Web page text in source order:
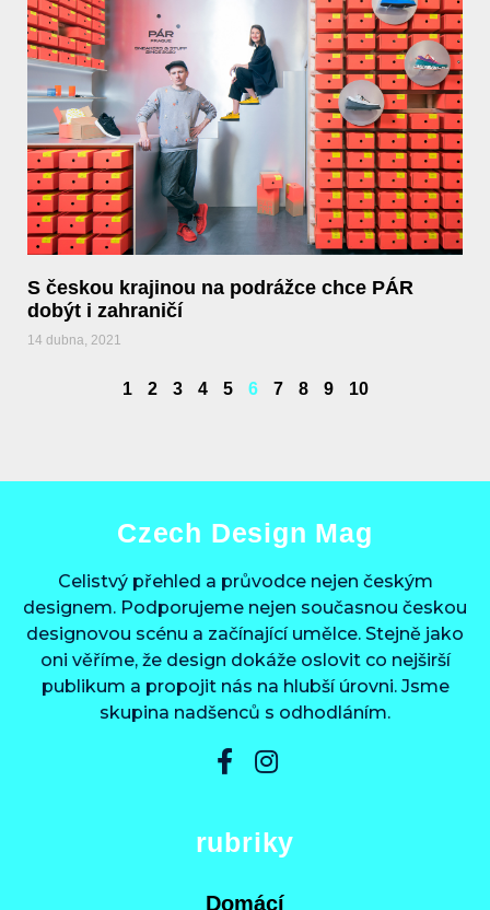
S českou krajinou na podrážce chce PÁR
dobýt i zahraničí
14 dubna, 2021
1 2 3 4 5 6 7 8 9 10
Czech Design Mag
Celistvý přehled a průvodce nejen českým
designem. Podporujeme nejen současnou českou
designovou scénu a začínající umělce. Stejně jako
oni věříme, že design dokáže oslovit co nejširší
publikum a propojit nás na hlubší úrovni. Jsme
skupina nadšenců s odhodláním.
rubriky
Domácí